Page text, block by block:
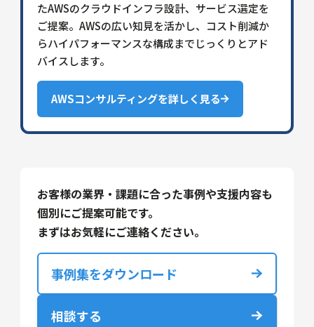
たAWSのクラウドインフラ設計、サービス選定を
ご提案。AWSの広い知見を活かし、コスト削減か
らハイパフォーマンスな構成までじっくりとアド
バイスします。
AWSコンサルティングを詳しく見る
お客様の業界・課題に合った事例や支援内容も
個別にご提案可能です。
まずはお気軽にご連絡ください。
事例集をダウンロード
相談する